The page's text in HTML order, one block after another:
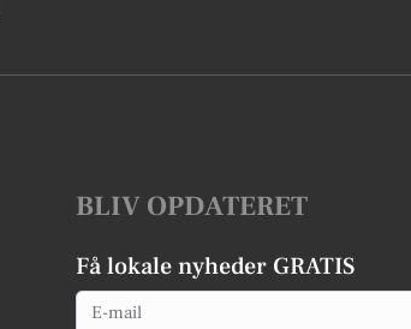
BLIV OPDATERET
Få lokale nyheder GRATIS
Email